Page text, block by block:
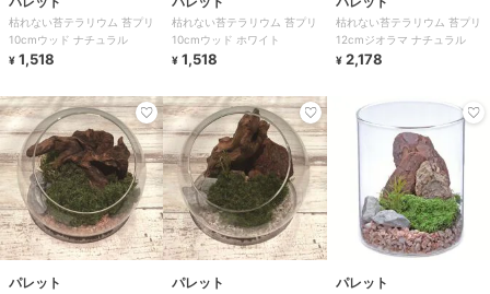
枯れない苔テラリウム 苔プリ
10cmウッド ナチュラル
¥ 1,518
枯れない苔テラリウム 苔プリ
10cmウッド ホワイト
¥ 1,518
枯れない苔テラリウム 苔プリ
12cmジオラマ ナチュラル
¥ 2,178
パレット パレット パレット